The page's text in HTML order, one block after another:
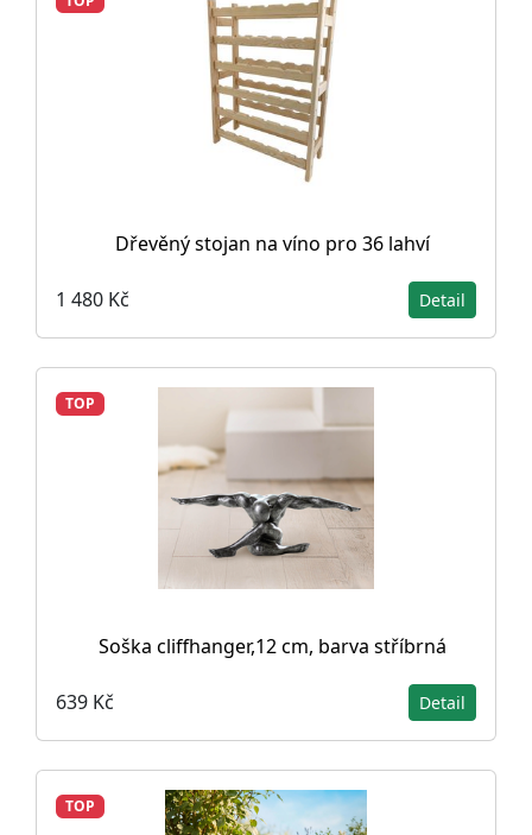
Dřevěný stojan na víno pro 36 lahví
1 480 Kč Detail
TOP
Soška cliffhanger,12 cm, barva stříbrná
639 Kč Detail
TOP